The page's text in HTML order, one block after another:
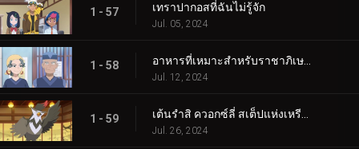
1 - 57 เทราปากอสที่ฉันไม่รู้จัก
Jul. 05, 2024
1 - 58
Jul. 12, 2024
1 - 59
Jul. 26, 2024